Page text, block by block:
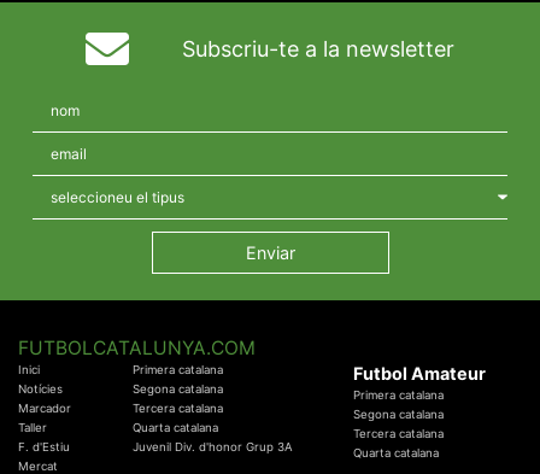
Subscriu-te a la newsletter
FUTBOLCATALUNYA.COM
Inici
Notícies
Marcador
Taller
F. d'Estiu
Mercat
Primera catalana
Segona catalana
Tercera catalana
Quarta catalana
Juvenil Div. d'honor Grup 3A
Futbol Amateur
Primera catalana
Segona catalana
Tercera catalana
Quarta catalana